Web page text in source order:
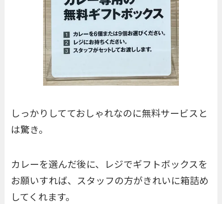
しっかりしてておしゃれなのに無料サービスと
は驚き。
カレーを選んだ後に、レジでギフトボックスを
お願いすれば、スタッフの方がきれいに箱詰め
してくれます。